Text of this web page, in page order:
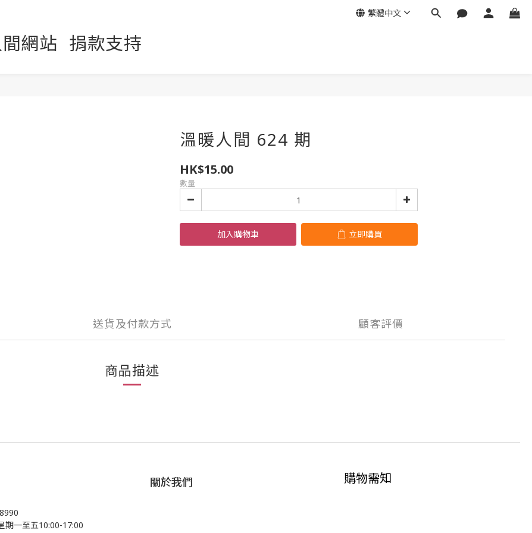
網站 捐款支持
繁體中文
溫暖人間 624 期
HK$15.00
數量
加入購物車 立即購買
送貨及付款方式 顧客評價
商品描述
期一至五10:00-17:00
關於我們 購物需知